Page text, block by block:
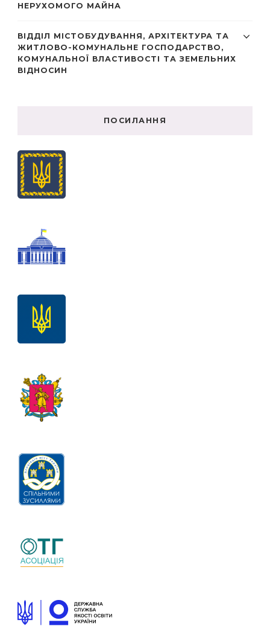
НЕРУХОМОГО МАЙНА
ВІДДІЛ МІСТОБУДУВАННЯ, АРХІТЕКТУРА ТА
ЖИТЛОВО-КОМУНАЛЬНЕ ГОСПОДАРСТВО,
КОМУНАЛЬНОЇ ВЛАСТИВОСТІ ТА ЗЕМЕЛЬНИХ
ВІДНОСИН
ПОСИЛАННЯ